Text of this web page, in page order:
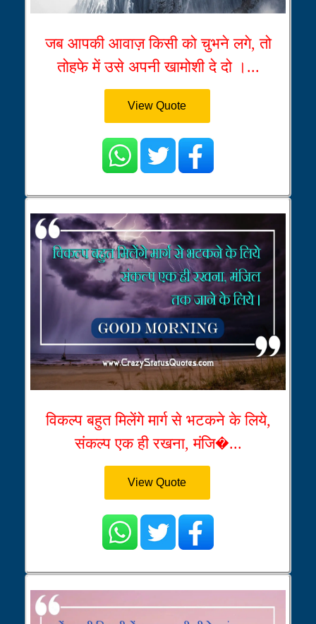
जब आपकी आवाज़ किसी को चुभने लगे, तो
तोहफे में उसे अपनी खामोशी दे दो ।...
View Quote
विकल्प बहुत मिलेंगे मार्ग से भटकने के लिये,
संकल्प एक ही रखना, मंजि�...
View Quote